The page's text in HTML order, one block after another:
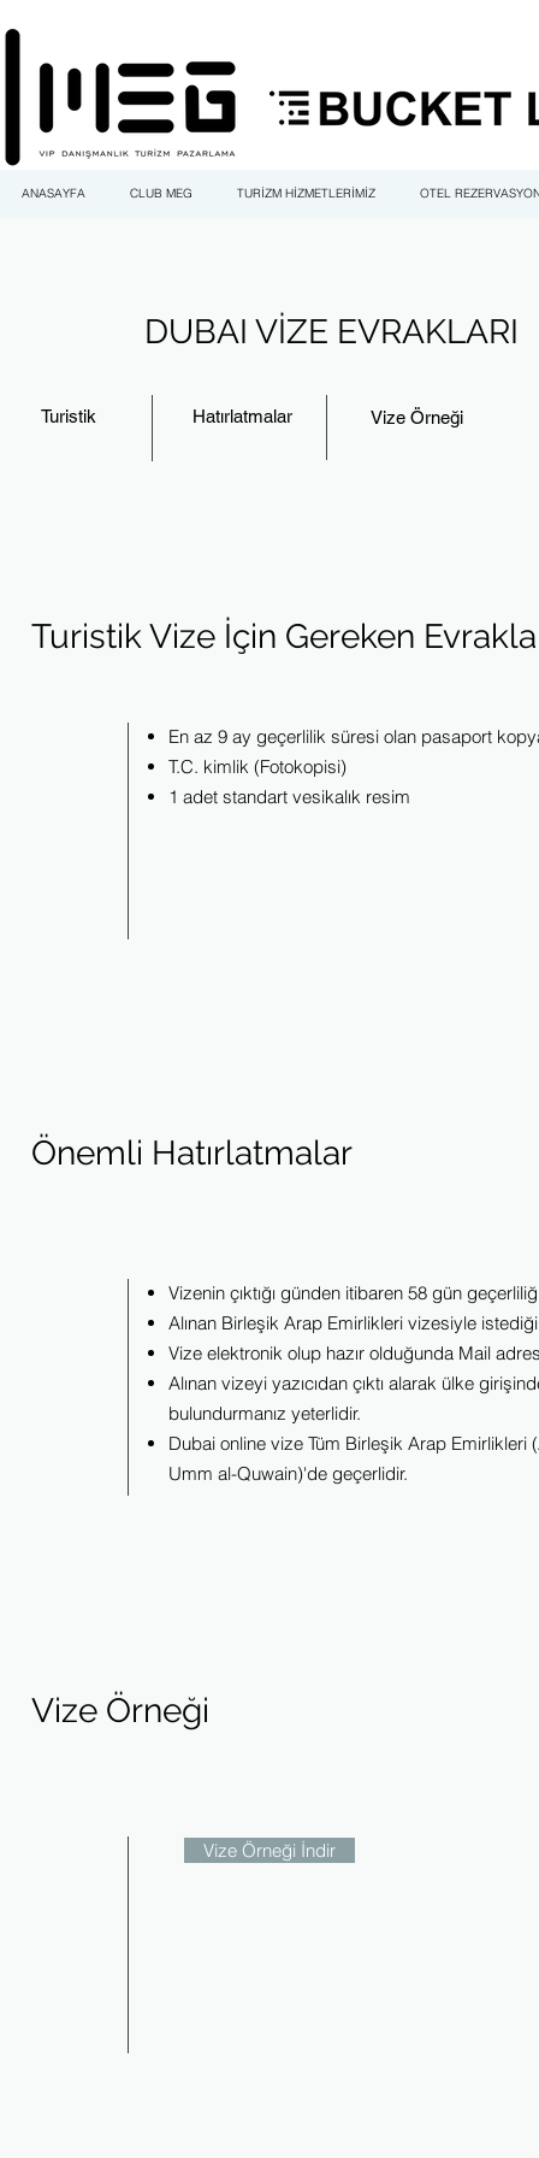
ANASAYFA CLUB MEG TURİZM HİZMETLERİMİZ OTEL
DUBAI VİZE EVRAKLARI
Turistik Hatırlatmalar Vize Örneği
Turistik Vize İçin Gereken
En az 9 ay geçerlilik süresi olan pasaport
T.C. kimlik (Fotokopisi)
1 adet standart vesikalık resim
Önemli Hatırlatmalar
Vizenin çıktığı günden itibaren 58 gün
Alınan Birleşik Arap Emirlikleri vizesiyle
Vize elektronik olup hazır olduğunda Mail
Alınan vizeyi yazıcıdan çıktı alarak ülke
bulundurmanız yeterlidir.
Dubai online vize Tüm Birleşik Arap
Umm al-Quwain)'de geçerlidir.
Vize Örneği
Vize Örneği İndir